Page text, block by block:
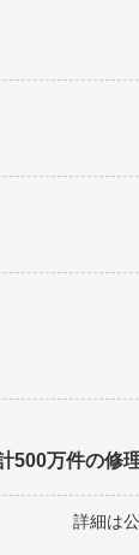
500万件の修
詳細は